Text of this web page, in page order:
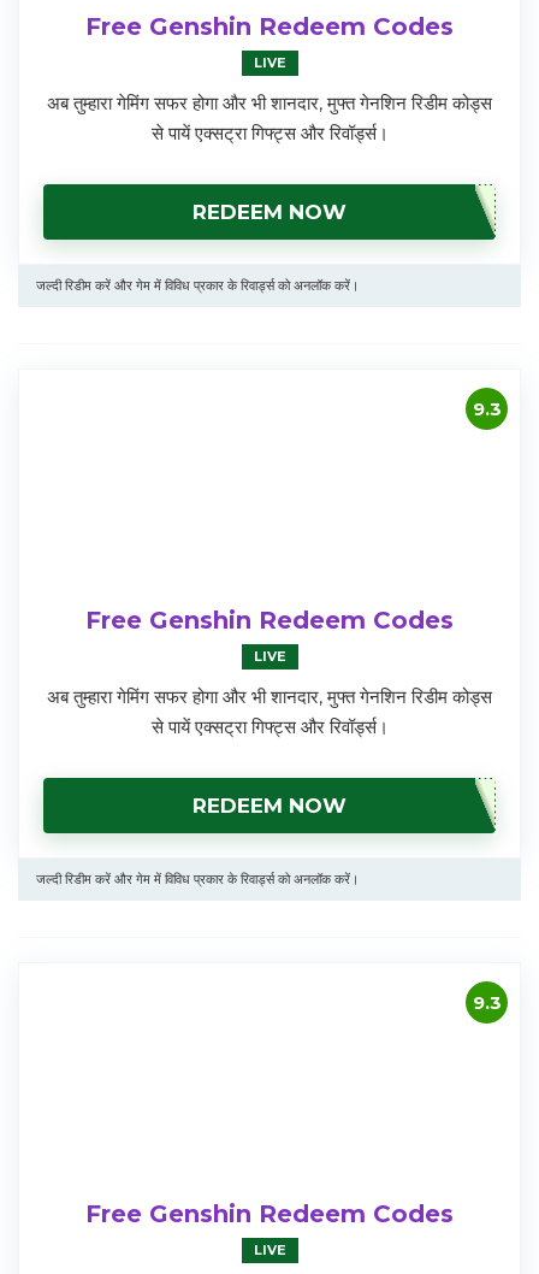
Free Genshin Redeem Codes
LIVE
अब तुम्हारा गेमिंग सफर होगा और भी शानदार, मुफ्त गेनशिन रिडीम कोड्स
से पायें एक्सट्रा गिफ्ट्स और रिवॉर्ड्स।
REDEEM NOW
जल्दी रिडीम करें और गेम में विविध प्रकार के रिवार्ड्स को अनलॉक करें।
9.3
Free Genshin Redeem Codes
LIVE
अब तुम्हारा गेमिंग सफर होगा और भी शानदार, मुफ्त गेनशिन रिडीम कोड्स
से पायें एक्सट्रा गिफ्ट्स और रिवॉर्ड्स।
REDEEM NOW
जल्दी रिडीम करें और गेम में विविध प्रकार के रिवार्ड्स को अनलॉक करें।
9.3
Free Genshin Redeem Codes
LIVE